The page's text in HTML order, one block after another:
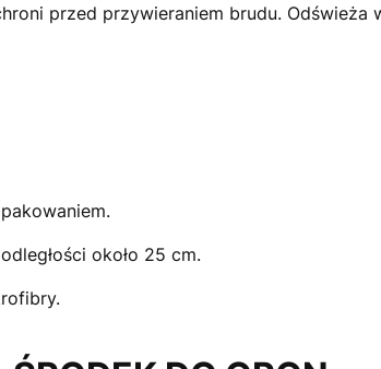
przed przywieraniem brudu.
około 25 cm.